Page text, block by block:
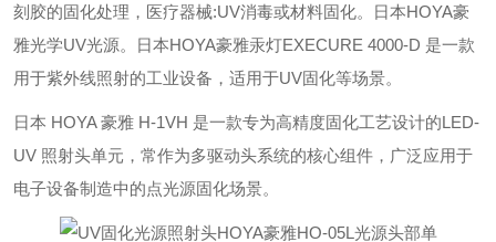
刻胶的固化处理，医疗器械:UV消毒或材料固化。日本HOYA豪
雅光学UV光源。
日本HOYA豪雅汞灯EXECURE 4000-D 是一款
用于紫外线照射的工业设备，适用于UV固化等场景。
日本 HOYA 豪雅 H-1VH 是一款专为高精度固化工艺设计的‌LED-
UV 照射头单元 ‌，常作为多驱动头系统的核心组件，广泛应用于
电子设备制造中的点光源固化场景。